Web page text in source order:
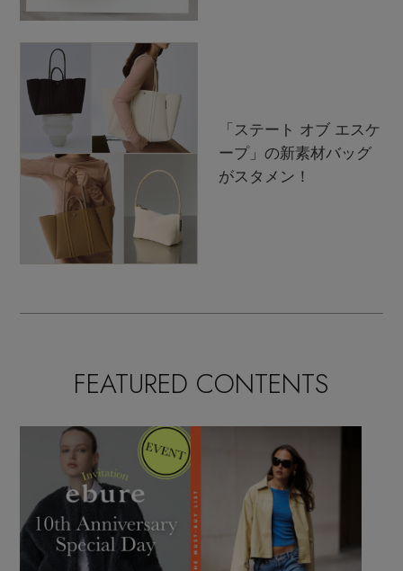
「ステート オブ エスケ
ープ」の新素材バッグ
がスタメン！
FEATURED CONTENTS